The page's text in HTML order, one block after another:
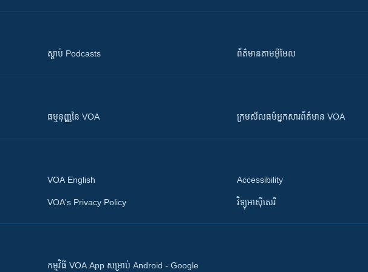
ស្តាប់ Podcasts ព័ត៌មាន​តាម​អ៊ីមែល
ធម្មនុញ្ញ​នៃ VOA ក្រម​​​សីលធម៌​​​អ្នក​​​សារព័ត៌មាន VOA
VOA English
VOA's Privacy Policy
Accessibility
វិទ្យុ​អាស៊ី​សេរី
កម្មវិធី​ VOA App សម្រាប់ Android - Google